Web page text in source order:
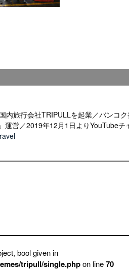
内旅行会社TRIPULLを起業／バンコ
運営／2019年12月1日よりYouTubeチ
bool given in
tripull/single.phpon line70